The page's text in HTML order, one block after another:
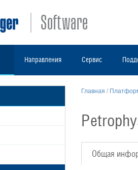
Направления Сервис
Главная /
Общая